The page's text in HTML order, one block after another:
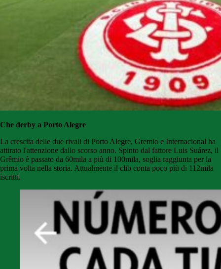
Che derby a Porto Alegre
La crescita delle due rivali di Porto Alegre, Gremio e Internacional ha
attirato l'attenzione dallo scorso anno. Spinto dal fattore Luis Suárez, il
Grêmio è passato da 60mila a più di 100mila, soglia raggiunta per la
prima volta nella storia. Attualmente il clib conta poco più di 112mila
iscritti.